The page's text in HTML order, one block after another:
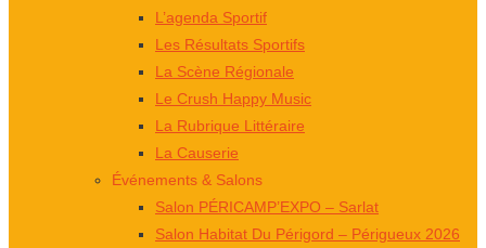
L’agenda Sportif
Les Résultats Sportifs
La Scène Régionale
Le Crush Happy Music
La Rubrique Littéraire
La Causerie
Événements & Salons
Salon PÉRICAMP’EXPO – Sarlat
Salon Habitat Du Périgord – Périgueux 2026